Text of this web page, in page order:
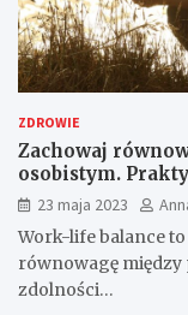
ZDROWIE
Zachowaj
osobistym.
23 maja 2023
Work-life balance
równowagę między
zdolności…